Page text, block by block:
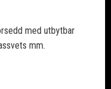
med utbytbar
mm.